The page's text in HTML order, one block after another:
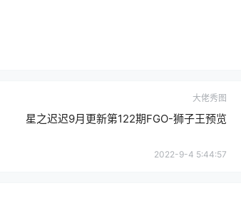
大佬秀图
星之迟迟9月更新第122期FGO-狮子王预览
2022-9-4 5:44:57